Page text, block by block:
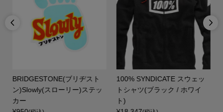

BRIDGESTONE(ブリヂスト
ン)Slowly(スローリー)ステッ
カー
100% SYNDICATE スウェッ
トシャツ(ブラック / ホワイ
ト)
